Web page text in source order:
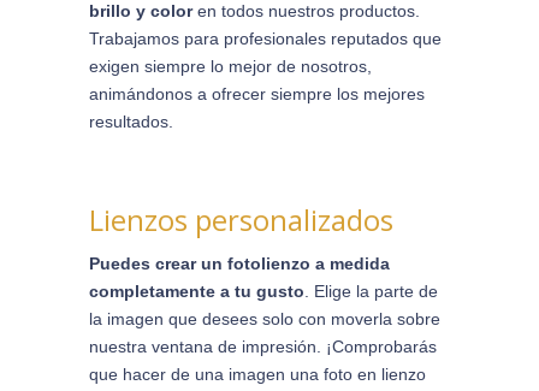
brillo y coloren todos nuestros productos.
Trabajamos para profesionales reputados que
exigen siempre lo mejor de nosotros,
animándonos a ofrecer siempre los mejores
resultados.
Lienzos personalizados
Puedes crear un fotolienzo a medida
completamente a tu gusto . Elige la parte de
la imagen que desees solo con moverla sobre
nuestra ventana de impresión. ¡Comprobarás
que hacer de una imagen una foto en lienzo